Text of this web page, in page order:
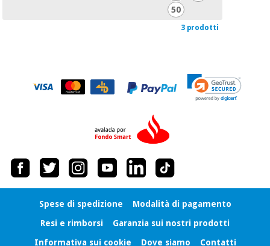
50
3 prodotti
Spese di spedizione
Modalità di pagamento
Resi e rimborsi
Garanzia sui nostri prodotti
Informativa sui cookie
Dove siamo Contatti